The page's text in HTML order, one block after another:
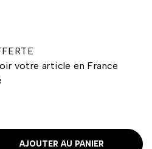
votre article en France
AJOUTER AU PANIER